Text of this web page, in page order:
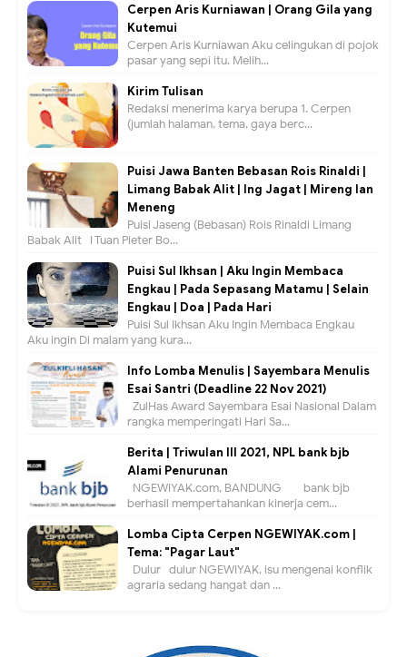
Cerpen Aris Kurniawan | Orang Gila yang
Kutemui
Cerpen Aris Kurniawan Aku celingukan di pojok
pasar yang sepi itu. Melih...
Kirim Tulisan
Redaksi menerima karya berupa 1. Cerpen
(jumlah halaman, tema, gaya berc...
Puisi Jawa Banten Bebasan Rois Rinaldi |
Limang Babak Alit | Ing Jagat | Mireng lan
Meneng
Puisi Jaseng (Bebasan) Rois Rinaldi Limang
Babak Alit I Tuan Pieter Bo...
Puisi Sul Ikhsan | Aku Ingin Membaca
Engkau | Pada Sepasang Matamu | Selain
Engkau | Doa | Pada Hari
Puisi Sul Ikhsan Aku Ingin Membaca Engkau
Aku ingin Di malam yang kura...
Info Lomba Menulis | Sayembara Menulis
Esai Santri (Deadline 22 Nov 2021)
ZulHas Award Sayembara Esai Nasional Dalam
rangka memperingati Hari Sa...
Berita | Triwulan III 2021, NPL bank bjb
Alami Penurunan
NGEWIYAK.com, BANDUNG — bank bjb
berhasil mempertahankan kinerja cem...
Lomba Cipta Cerpen NGEWIYAK.com |
Tema: "Pagar Laut"
Dulur- dulur NGEWIYAK, isu mengenai konflik
agraria sedang hangat dan ...